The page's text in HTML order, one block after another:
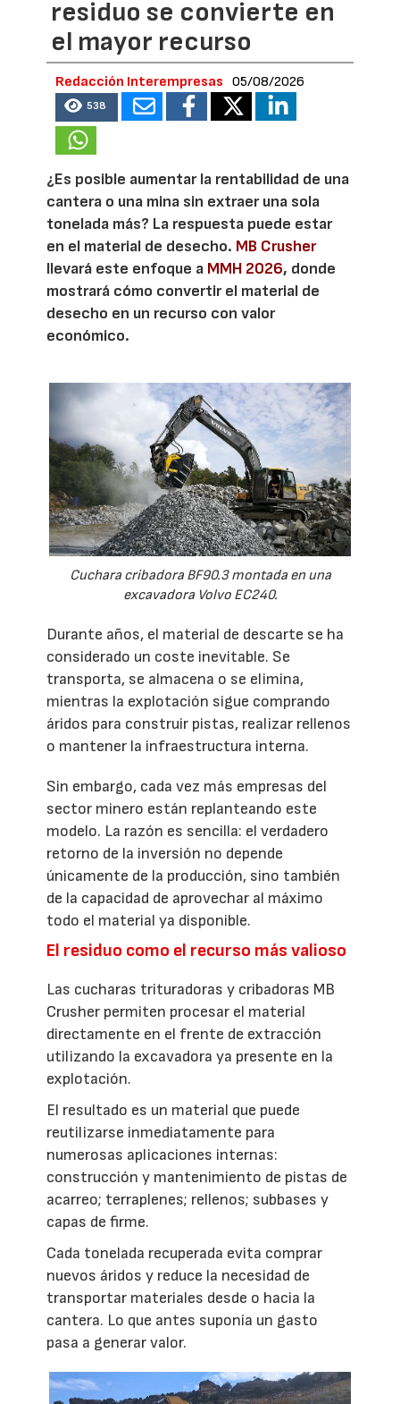
residuo se convierte en
el mayor recurso
Redacción Interempresas 05/08/2026
538
¿Es posible aumentar la rentabilidad de una
cantera o una mina sin extraer una sola
tonelada más? La respuesta puede estar
en el material de desecho. MB Crusher
llevará este enfoque a MMH 2026, donde
mostrará cómo convertir el material de
desecho en un recurso con valor
económico.
Cuchara cribadora BF90.3 montada en una
excavadora Volvo EC240.
Durante años, el material de descarte se ha
considerado un coste inevitable. Se
transporta, se almacena o se elimina,
mientras la explotación sigue comprando
áridos para construir pistas, realizar rellenos
o mantener la infraestructura interna.
Sin embargo, cada vez más empresas del
sector minero están replanteando este
modelo. La razón es sencilla: el verdadero
retorno de la inversión no depende
únicamente de la producción, sino también
de la capacidad de aprovechar al máximo
todo el material ya disponible.
El residuo como el recurso más valioso
Las cucharas trituradoras y cribadoras MB
Crusher permiten procesar el material
directamente en el frente de extracción
utilizando la excavadora ya presente en la
explotación.
El resultado es un material que puede
reutilizarse inmediatamente para
numerosas aplicaciones internas:
construcción y mantenimiento de pistas de
acarreo; terraplenes; rellenos; subbases y
capas de firme.
Cada tonelada recuperada evita comprar
nuevos áridos y reduce la necesidad de
transportar materiales desde o hacia la
cantera. Lo que antes suponía un gasto
pasa a generar valor.